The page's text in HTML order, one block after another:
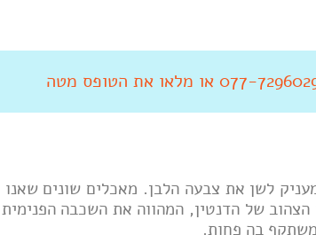
לשן את צבעה הלבן. מאכלים שונים שאנו
של הדנטין, המהווה את השכבה
בה פחות.